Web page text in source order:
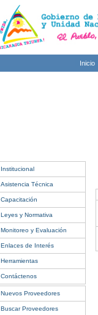
Inicio
Institucional
Asistencia Técnica
Capacitación
Leyes y Normativa
Monitoreo y Evaluación
Enlaces de Interés
Herramientas
Contáctenos
Nuevos Proveedores
Buscar Proveedores